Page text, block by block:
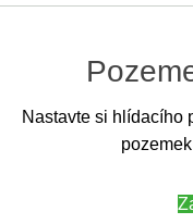
Nastavte si hlídacího